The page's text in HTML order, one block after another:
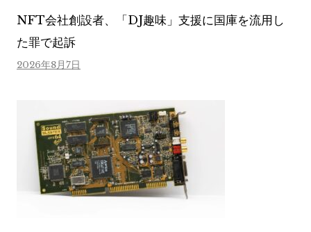
NFT会社創設者、「DJ趣味」支援に国庫を流用し
た罪で起訴
2026年8月7日